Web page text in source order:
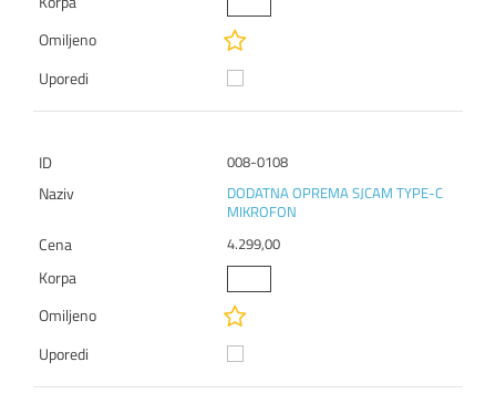
008-0108
DODATNA OPREMA SJCAM TYPE-C
MIKROFON
4.299,00